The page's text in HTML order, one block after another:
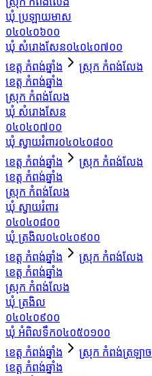
ឃុំ ប្រឡាយមាស
០៤០៤០៦០០
ឃុំ សំរោងសែន០៤០៤០៧០០
ខេត្ត កំពង់ឆ្នាំង
ស្រុក កំពង់លែង
ខេត្ត កំពង់ឆ្នាំង
ស្រុក កំពង់លែង
ឃុំ សំរោងសែន
០៤០៤០៧០០
ឃុំ ស្វាយរំពារ០៤០៤០៨០០
ខេត្ត កំពង់ឆ្នាំង
ស្រុក កំពង់លែង
ខេត្ត កំពង់ឆ្នាំង
ស្រុក កំពង់លែង
ឃុំ ស្វាយរំពារ
០៤០៤០៨០០
ឃុំ ត្រងិល០៤០៤០៩០០
ខេត្ត កំពង់ឆ្នាំង
ស្រុក កំពង់លែង
ខេត្ត កំពង់ឆ្នាំង
ស្រុក កំពង់លែង
ឃុំ ត្រងិល
០៤០៤០៩០០
ឃុំ អំពិលទឹក០៤០៥០១០០
ខេត្ត កំពង់ឆ្នាំង
ស្រុក កំពង់ត្រឡាច
ខេត្ត កំពង់ឆ្នាំង